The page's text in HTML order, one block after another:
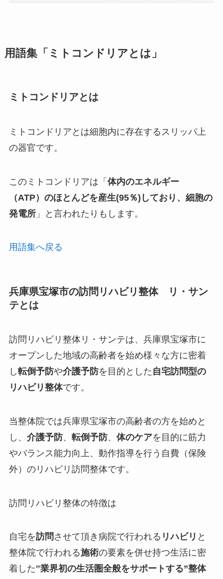
用語集「ミトコンドリアとは」
ミトコンドリアとは
ミトコンドリアとは細胞内に存在するスリッパ上
の器官です。
このミトコンドリアは「 体内のエネルギー
（ATP）のほとんどを産生(95％)しており、細胞の
発電所」と言われたりもします。
用語集へ戻る
兵庫県宝塚市の訪問リハビリ整体 リ・サン
テとは
訪問リハビリ整体リ・サンテは、兵庫県宝塚市に
オープンした地域の高齢者を始め様々な方に密着
し転倒予防や介護予防を目的とした 自宅訪問型の
リハビリ整体です。
当整体院では兵庫県宝塚市の高齢者の方を始めと
し、 介護予防、 転倒予防、 体のケアを目的に筋力
やバランス能力向上、動作指導を行う 自費（保険
外） のリハビリ訪問整体です。
訪問リハビリ整体の特徴は
自宅を訪問 させて頂き病院で行われる リハビリ と
整体院で行われる施術の要素を併せ持つ生活に密
着した‟業界初の生活圏全般をサポートする”整体